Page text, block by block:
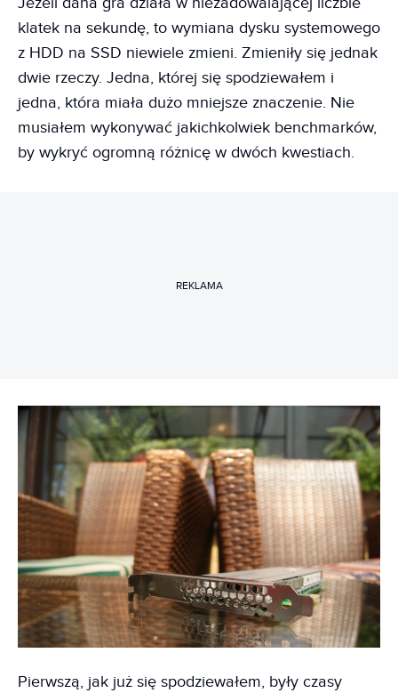
klatek na sekundę, to wymiana dysku systemowego
z HDD na SSD niewiele zmieni. Zmieniły się jednak
dwie rzeczy. Jedna, której się spodziewałem i
jedna, która miała dużo mniejsze znaczenie. Nie
musiałem wykonywać jakichkolwiek benchmarków,
by wykryć ogromną różnicę w dwóch kwestiach.
REKLAMA
Pierwszą, jak już się spodziewałem, były czasy